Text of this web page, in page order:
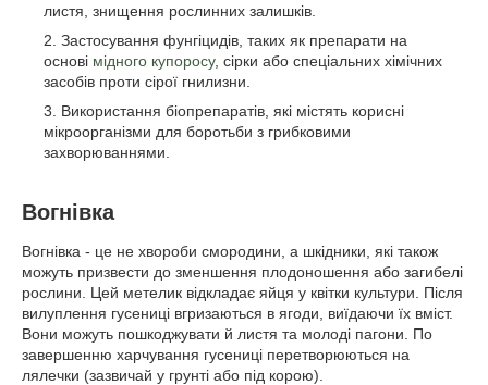
листя, знищення рослинних залишків.
Застосування фунгіцидів, таких як препарати на
основі мідного купоросу, сірки або спеціальних хімічних
засобів проти сірої гнилизни.
Використання біопрепаратів, які містять корисні
мікроорганізми для боротьби з грибковими
захворюваннями.
Вогнівка
Вогнівка - це не хвороби смородини, а шкідники, які також
можуть призвести до зменшення плодоношення або загибелі
рослини. Цей метелик відкладає яйця у квітки культури. Після
вилуплення гусениці вгризаються в ягоди, виїдаючи їх вміст.
Вони можуть пошкоджувати й листя та молоді пагони. По
завершенню харчування гусениці перетворюються на
лялечки (зазвичай у грунті або під корою).